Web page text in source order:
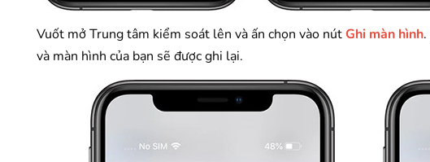
Vuốt mở Trung tâm kiểm soát lên và ấn chọn vào nút Ghi màn hình.
và màn hình của bạn sẽ được ghi lại.